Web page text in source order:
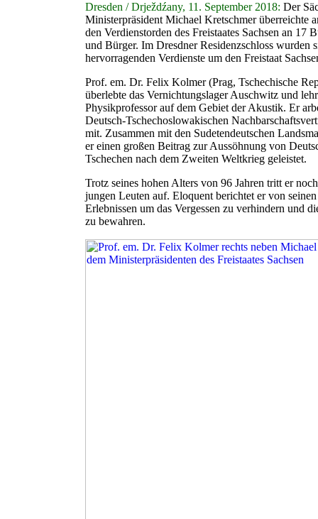
Dresden / Drježdźany, 11. September 2018: Der
Ministerpräsident Michael Kretschmer überreichte
den Verdienstorden des Freistaates Sachsen an 17
und Bürger. Im Dresdner Residenzschloss wurden
hervorragenden Verdienste um den Freistaat
Prof. em. Dr. Felix Kolmer (Prag, Tschechische
überlebte das Vernichtungslager Auschwitz und
Physikprofessor auf dem Gebiet der Akustik. Er
Deutsch-Tschechoslowakischen
mit. Zusammen mit den Sudetendeutschen
er einen großen Beitrag zur Aussöhnung von
Tschechen nach dem Zweiten Weltkrieg geleistet.
Trotz seines hohen Alters von 96 Jahren tritt er
jungen Leuten auf. Eloquent berichtet er von
Erlebnissen um das Vergessen zu verhindern und
zu bewahren.